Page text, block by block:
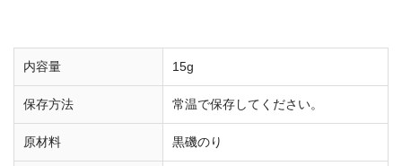
内容量 15g
保存方法 常温で保存してください。
原材料 黒磯のり